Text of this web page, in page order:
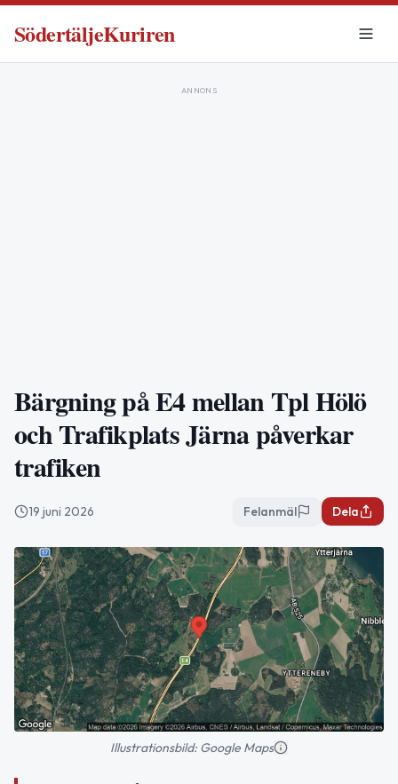
SödertäljeKuriren
ANNONS
Bärgning på E4 mellan Tpl Hölö
och Trafikplats Järna påverkar
trafiken
19 juni 2026 Felanmäl Dela
Illustrationsbild: Google Maps